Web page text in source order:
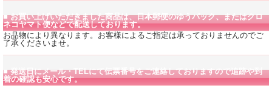
■ お買い上げいただきました商品は、日本郵便のゆうパック、またはクロ
ネコヤマト便などで配送しております。
お品物により異なります。お客様によるご指定は承っておりませんのでご
了承くださいませ。
■ 発送日にメール・TELにて伝票番号をご連絡しておりますので追跡や到
着の確認も安心です。